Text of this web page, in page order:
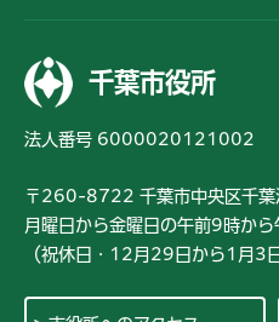
千葉市役所
法人番号 6000020121002
〒260-8722 千葉市中央区千
月曜日から金曜日の午前9時か
（祝休日・12月29日から1月3